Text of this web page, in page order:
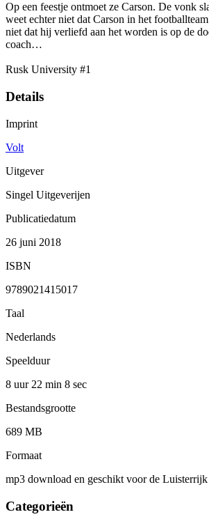
Op een feestje ontmoet ze Carson. De vonk
weet echter niet dat Carson in het
niet dat hij verliefd aan het worden is op de
coach…
Rusk University #1
Details
Imprint
Volt
Uitgever
Singel Uitgeverijen
Publicatiedatum
26 juni 2018
ISBN
9789021415017
Taal
Nederlands
Speelduur
8 uur 22 min 8 sec
Bestandsgrootte
689 MB
Formaat
mp3 download en geschikt voor de Luisterrijk
Categorieën